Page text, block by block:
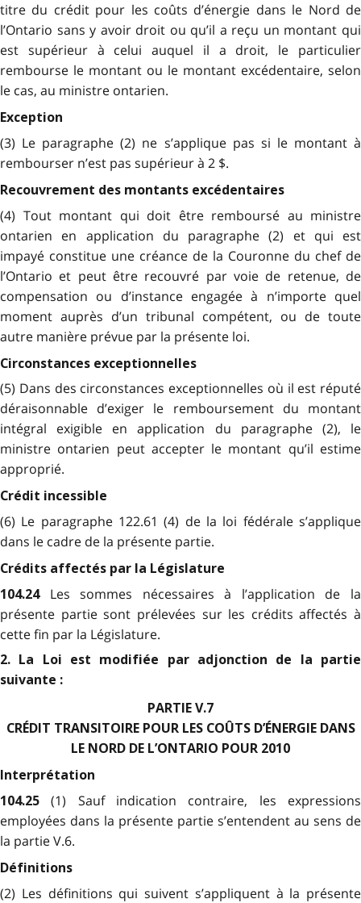
titre du crédit pour les coûts d’énergie dans le Nord de
l’Ontario sans y avoir droit ou qu’il a reçu un montant qui
est supérieur à celui auquel il a droit, le particulier
rembourse le montant ou le montant excédentaire, selon
le cas, au ministre ontarien.
Exception
(3) Le paragraphe (2) ne s’applique pas si le montant à
rembourser n’est pas supérieur à 2 $.
Recouvrement des montants excédentaires
(4) Tout montant qui doit être remboursé au ministre
ontarien en application du paragraphe (2) et qui est
impayé constitue une créance de la Couronne du chef de
l’Ontario et peut être recouvré par voie de retenue, de
compensation ou d’instance engagée à n’importe quel
moment auprès d’un tribunal compétent, ou de toute
autre manière prévue par la présente loi.
Circonstances exceptionnelles
(5) Dans des circonstances exceptionnelles où il est réputé
déraisonnable d’exiger le remboursement du montant
intégral exigible en application du paragraphe (2), le
ministre ontarien peut accepter le montant qu’il estime
approprié.
Crédit incessible
(6) Le paragraphe 122.61 (4) de la loi fédérale s’applique
dans le cadre de la présente partie.
Crédits affectés par la Législature
104.24 Les sommes nécessaires à l’application de la
présente partie sont prélevées sur les crédits affectés à
cette fin par la Législature.
2. La Loi est modifiée par adjonction de la partie
suivante :
PARTIE V.7
CRÉDIT TRANSITOIRE POUR LES COÛTS D’ÉNERGIE DANS
LE NORD DE L’ONTARIO POUR 2010
Interprétation
104.25(1) Sauf indication contraire, les expressions
employées dans la présente partie s’entendent au sens de
la partie V.6.
Définitions
(2) Les définitions qui suivent s’appliquent à la présente